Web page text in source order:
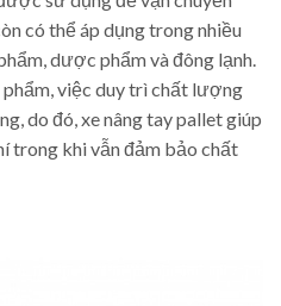
có thể áp dụng trong nhiều
dược phẩm và đông lạnh.
việc duy trì chất lượng
do đó, xe nâng tay pallet giúp
trong khi vẫn đảm bảo chất